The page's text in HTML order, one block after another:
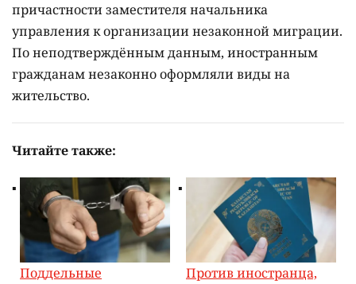
причастности заместителя начальника
управления к организации незаконной миграции.
По неподтверждённым данным, иностранным
гражданам незаконно оформляли виды на
жительство.
Читайте также:
Поддельные
Против иностранца,